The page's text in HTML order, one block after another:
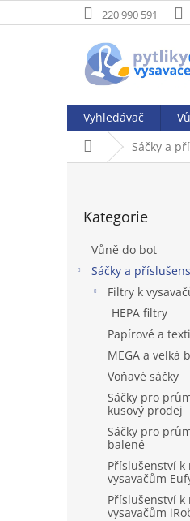
na
220 990 591
Vyhledávač
Domů Sáčky a
kategorie
Kategorie
Vůně do bot
Sáčky a
Filtry k
HEPA filtry
Papírové a
MEGA a velká
Voňavé sáčky
Sáčky pro
kusový prodej
Sáčky pro
balené
Příslušenství k
vysavačům
Příslušenství k
vysavačům